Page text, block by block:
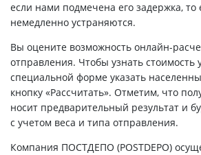
если нами подмечена его задержка,
немедленно устраняются.
Вы оцените возможность онлайн-
отправления. Чтобы узнать стоимость
специальной форме указать
кнопку «Рассчитать». Отметим, что
носит предварительный результат и
с учетом веса и типа отправления.
Компания ПОСТДЕПО (POSTDEPO)